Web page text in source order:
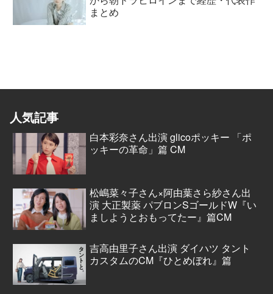
まとめ
人気記事
白本彩奈さん出演 glicoポッキー 「ポ
ッキーの革命」篇 CM
松嶋菜々子さん×阿由葉さら紗さん出
演 大正製薬 パブロンSゴールドW『い
ましようとおもってたー』篇CM
吉高由里子さん出演 ダイハツ タント
カスタムのCM『ひとめぼれ』篇